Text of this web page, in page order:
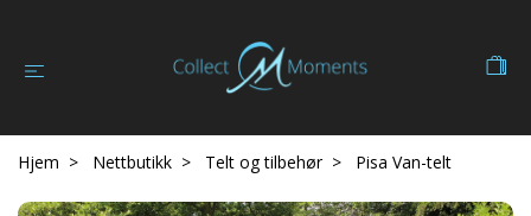
Hjem Nettbutikk Telt og tilbehør Pisa Van-telt